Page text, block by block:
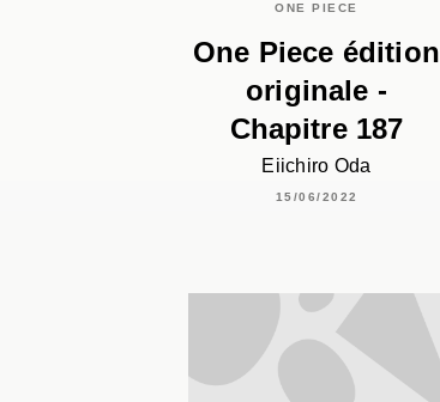
ONE PIECE
One Piece édition
originale -
Chapitre 187
Eiichiro Oda
15/06/2022